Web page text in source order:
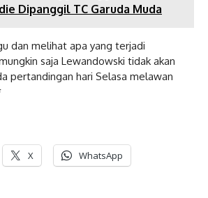
Dipanggil TC Garuda Muda
dan melihat apa yang terjadi
saja Lewandowski tidak akan
pertandingan hari Selasa melawan
X WhatsApp